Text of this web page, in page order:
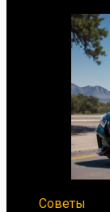
Советы